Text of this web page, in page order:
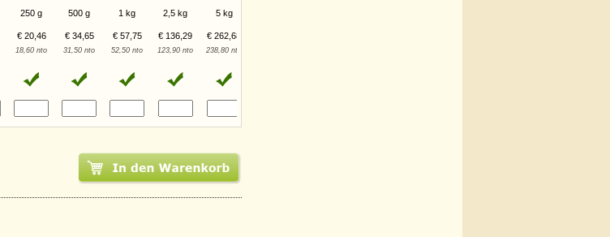
250 g 500 g 1 kg 2,5 kg 5 kg
€ 20,46 € 34,65 € 57,75 € 136,29 € 262,68
18,60 nto 31,50 nto 52,50 nto 123,90 nto 238,80 nto